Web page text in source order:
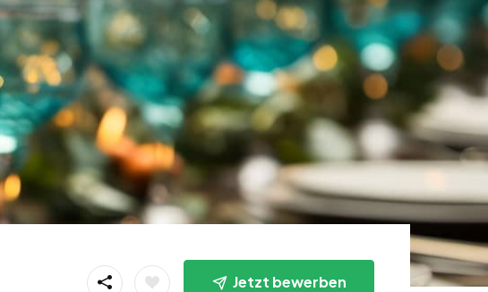
Jetzt bewerben